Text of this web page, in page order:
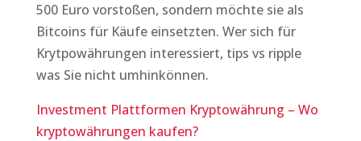
500 Euro vorstoßen, sondern möchte sie als
Bitcoins für Käufe einsetzten. Wer sich für
Krytpowährungen interessiert, tips vs ripple
was Sie nicht umhinkönnen.
Investment Plattformen Kryptowährung – Wo
kryptowährungen kaufen?